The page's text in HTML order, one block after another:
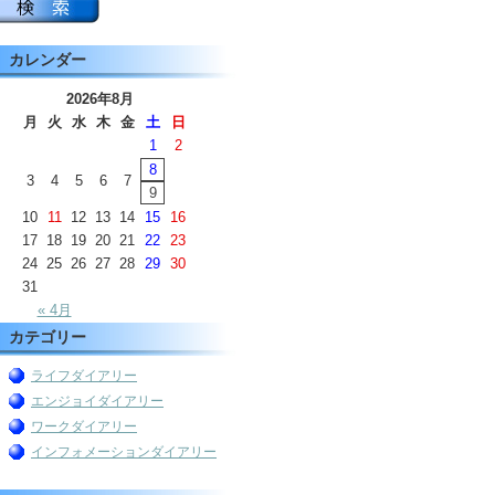
カレンダー
2026年8月
月
火 水 木 金 土 日
« 4月
1 2
3 4 5 6 7
8
9
10
11 12 13 14 15
16
17 18 19 20 21 22 23
24 25 26 27 28 29 30
31
カテゴリー
ライフダイアリー
エンジョイダイアリー
ワークダイアリー
インフォメーションダイアリー